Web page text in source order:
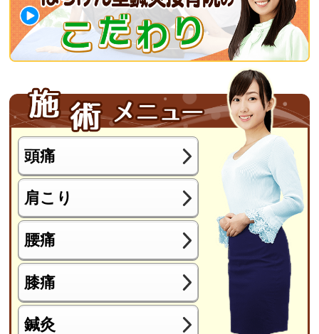
頭痛
肩こり
腰痛
膝痛
鍼灸